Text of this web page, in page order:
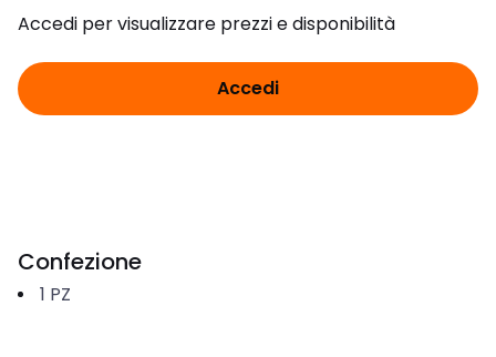
Accedi per visualizzare prezzi e disponibilità
Accedi
Confezione
1 PZ